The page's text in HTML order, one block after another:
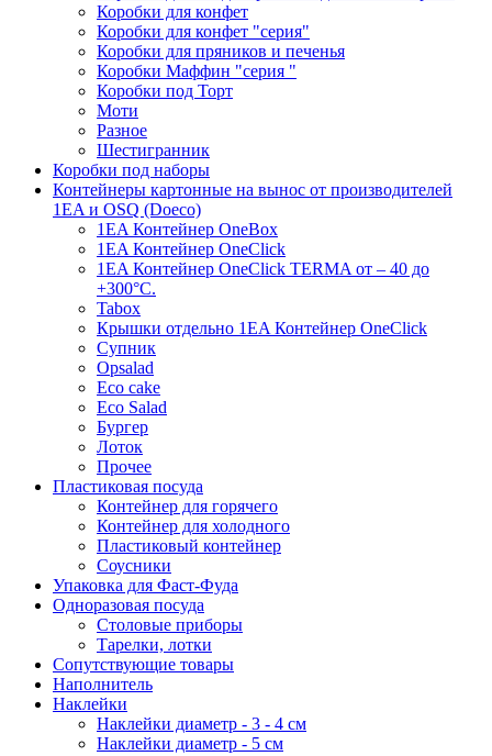
Коробки для конфет
Коробки для конфет "серия"
Коробки для пряников и печенья
Коробки Маффин "серия "
Коробки под Торт
Моти
Разное
Шестигранник
Коробки под наборы
Контейнеры картонные на вынос от производителей
1EA и OSQ (Doeco)
1EA Контейнер OneBox
1EA Контейнер OneClick
1EA Контейнер OneClick TERMA от – 40 до
+300°C.
Tabox
Крышки отдельно 1EA Контейнер OneClick
Супник
Opsalad
Eco cake
Eco Salad
Бургер
Лоток
Прочее
Пластиковая посуда
Контейнер для горячего
Контейнер для холодного
Пластиковый контейнер
Соусники
Упаковка для Фаст-Фуда
Одноразовая посуда
Столовые приборы
Тарелки, лотки
Сопутствующие товары
Наполнитель
Наклейки
Наклейки диаметр - 3 - 4 см
Наклейки диаметр - 5 см